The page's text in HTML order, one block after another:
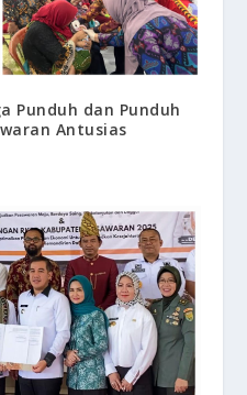
Punduh dan Punduh
Antusias